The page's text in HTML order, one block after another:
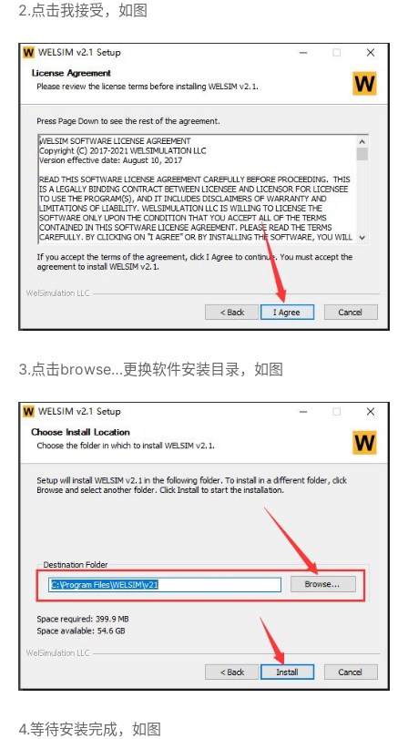
2.点击我接受，如图
3.点击browse…更换软件安装目录，如图
4.等待安装完成，如图